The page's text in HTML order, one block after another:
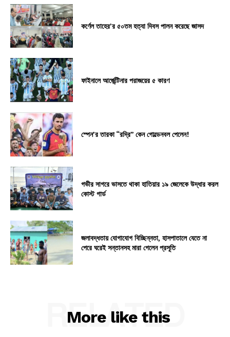
কর্ণেল তাহের’র ৫০তম হত্যা দিবস পালন করেছে জাসদ
ফাইনালে আর্জেন্টিনার পরাজয়ের ৫ কারণ
স্পেন’র তারকা “রদ্রি” কেন গোল্ডেনবল পেলেন!
গভীর সাগরে ভাসতে থাকা হাতিয়ার ১৯ জেলেকে উদ্ধার করল
কোস্ট গার্ড
জলাবদ্ধতায় যোগাযোগ বিচ্ছিন্নতা, হাসপাতালে যেতে না
পেরে ঘরেই সন্তানসহ মারা গেলেন প্রসূতি
More like this
RELATED